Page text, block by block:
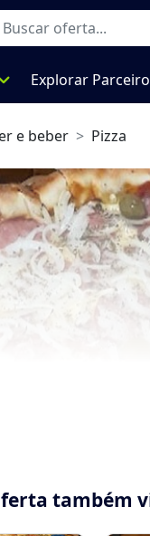
Explorar
e beber Pizza
também